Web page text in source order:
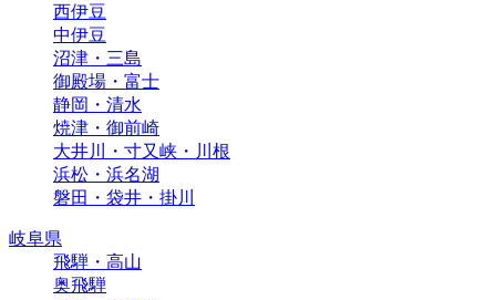
西伊豆
中伊豆
沼津・三島
御殿場・富士
静岡・清水
焼津・御前崎
大井川・寸又峡・川根
浜松・浜名湖
磐田・袋井・掛川
岐阜県
飛騨・高山
奥飛騨